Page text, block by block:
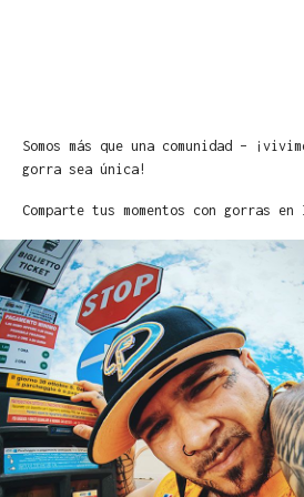
Somos más que una comunidad –
gorra sea única!
Comparte tus momentos con gorras